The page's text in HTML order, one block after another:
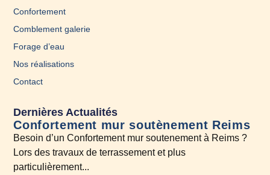
Confortement
Comblement galerie
Forage d’eau
Nos réalisations
Contact
Dernières Actualités
Confortement mur soutènement Reims
Besoin d’un Confortement mur soutenement à Reims ?
Lors des travaux de terrassement et plus
particulièrement...